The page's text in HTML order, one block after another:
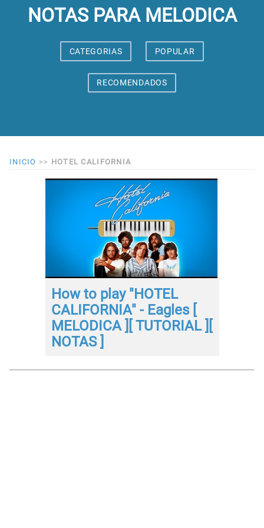
NOTAS PARA MELODICA
CATEGORIAS POPULAR
RECOMENDADOS
INICIO >> HOTEL CALIFORNIA
How to play "HOTEL
CALIFORNIA" - Eagles [
MELODICA ][ TUTORIAL ][
NOTAS ]